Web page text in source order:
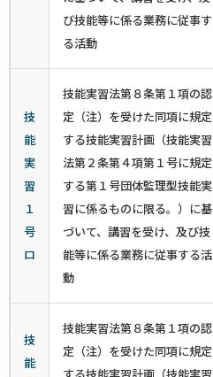
び技能等に係る業務に従事す
る活動
技
能
実
習
１
号
ロ
技能実習法第８条第１項の認
定（注）を受けた同項に規定
する技能実習計画（技能実習
法第２条第４項第１号に規定
する第１号団体監理型技能実
習に係るものに限る。）に基
づいて、講習を受け、及び技
能等に係る業務に従事する活
動
技
能
技能実習法第８条第１項の認
定（注）を受けた同項に規定